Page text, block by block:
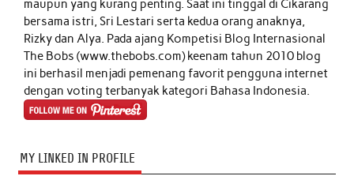
maupun yang kurang penting. Saat ini tinggal di Cikarang
bersama istri, Sri Lestari serta kedua orang anaknya,
Rizky dan Alya. Pada ajang Kompetisi Blog Internasional
The Bobs (www.thebobs.com) keenam tahun 2010 blog
ini berhasil menjadi pemenang favorit pengguna internet
dengan voting terbanyak kategori Bahasa Indonesia.
MY LINKED IN PROFILE